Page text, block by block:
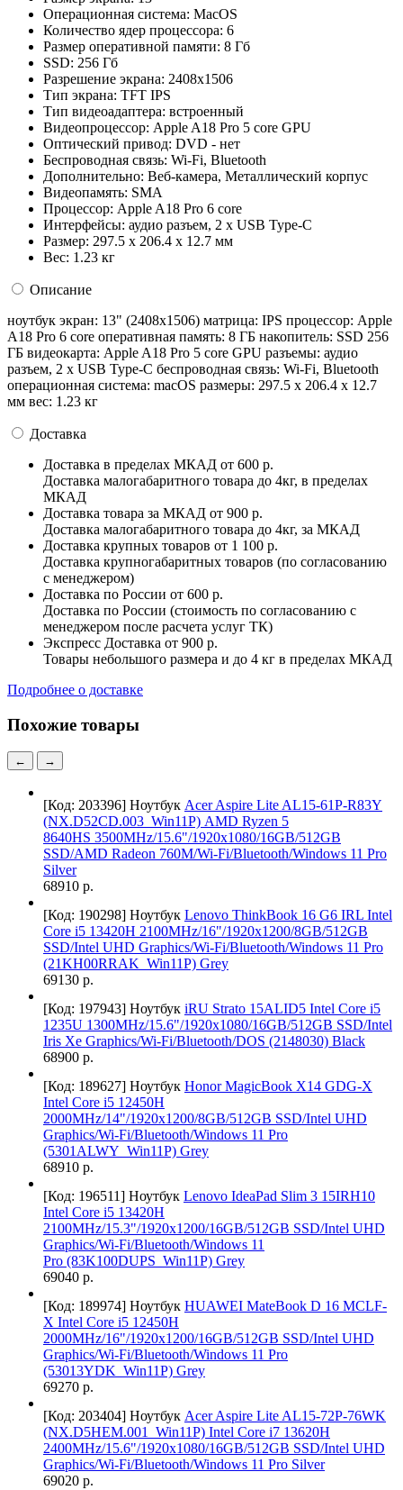
Операционная система: MacOS
Количество ядер процессора: 6
Размер оперативной памяти: 8 Гб
SSD: 256 Гб
Разрешение экрана: 2408x1506
Тип экрана: TFT IPS
Тип видеоадаптера: встроенный
Видеопроцессор: Apple A18 Pro 5 core GPU
Оптический привод: DVD - нет
Беспроводная связь: Wi-Fi, Bluetooth
Дополнительно: Веб-камера, Металлический корпус
Видеопамять: SMA
Процессор: Apple A18 Pro 6 core
Интерфейсы: аудио разъем, 2 x USB Type-C
Размер: 297.5 x 206.4 x 12.7 мм
Вес: 1.23 кг
Описание
ноутбук экран: 13" (2408x1506) матрица: IPS процессор: Apple
A18 Pro 6 core оперативная память: 8 ГБ накопитель: SSD 256
ГБ видеокарта: Apple A18 Pro 5 core GPU разъемы: аудио
разъем, 2 x USB Type-C беспроводная связь: Wi-Fi, Bluetooth
операционная система: macOS pазмеры: 297.5 x 206.4 x 12.7
мм вес: 1.23 кг
Доставка
Доставка в пределах МКАД от 600 р.
Доставка малогабаритного товара до 4кг, в пределах
МКАД
Доставка товара за МКАД от 900 р.
Доставка малогабаритного товара до 4кг, за МКАД
Доставка крупных товаров от 1 100 р.
Доставка крупногабаритных товаров (по согласованию
с менеджером)
Доставка по России от 600 р.
Доставка по России (стоимость по согласованию с
менеджером после расчета услуг ТК)
Экспресс Доставка от 900 р.
Товары небольшого размера и до 4 кг в пределах МКАД
Подробнее о доставке
Похожие товары
← →
[Код: 203396] Ноутбук Acer Aspire Lite AL15-61P-R83Y
(NX.D52CD.003_Win11P) AMD Ryzen 5
8640HS 3500MHz/15.6"/1920x1080/16GB/512GB
SSD/AMD Radeon 760M/Wi-Fi/Bluetooth/Windows 11 Pro
Silver
68910 р.
[Код: 190298] Ноутбук Lenovo ThinkBook 16 G6 IRL Intel
Core i5 13420H 2100MHz/16"/1920x1200/8GB/512GB
SSD/Intel UHD Graphics/Wi-Fi/Bluetooth/Windows 11 Pro
(21KH00RRAK_Win11P) Grey
69130 р.
[Код: 197943] Ноутбук iRU Strato 15ALID5 Intel Core i5
1235U 1300MHz/15.6"/1920x1080/16GB/512GB SSD/Intel
Iris Xe Graphics/Wi-Fi/Bluetooth/DOS (2148030) Black
68900 р.
[Код: 189627] Ноутбук Honor MagicBook X14 GDG-X
Intel Core i5 12450H
2000MHz/14"/1920x1200/8GB/512GB SSD/Intel UHD
Graphics/Wi-Fi/Bluetooth/Windows 11 Pro
(5301ALWY_Win11P) Grey
68910 р.
[Код: 196511] Ноутбук Lenovo IdeaPad Slim 3 15IRH10
Intel Core i5 13420H
2100MHz/15.3"/1920x1200/16GB/512GB SSD/Intel UHD
Graphics/Wi-Fi/Bluetooth/Windows 11
Pro (83K100DUPS_Win11P) Grey
69040 р.
[Код: 189974] Ноутбук HUAWEI MateBook D 16 MCLF-
X Intel Core i5 12450H
2000MHz/16"/1920х1200/16GB/512GB SSD/Intel UHD
Graphics/Wi-Fi/Bluetooth/Windows 11 Pro
(53013YDK_Win11P) Grey
69270 р.
[Код: 203404] Ноутбук Acer Aspire Lite AL15-72P-76WK
(NX.D5HEM.001_Win11P) Intel Core i7 13620H
2400MHz/15.6"/1920x1080/16GB/512GB SSD/Intel UHD
Graphics/Wi-Fi/Bluetooth/Windows 11 Pro Silver
69020 р.